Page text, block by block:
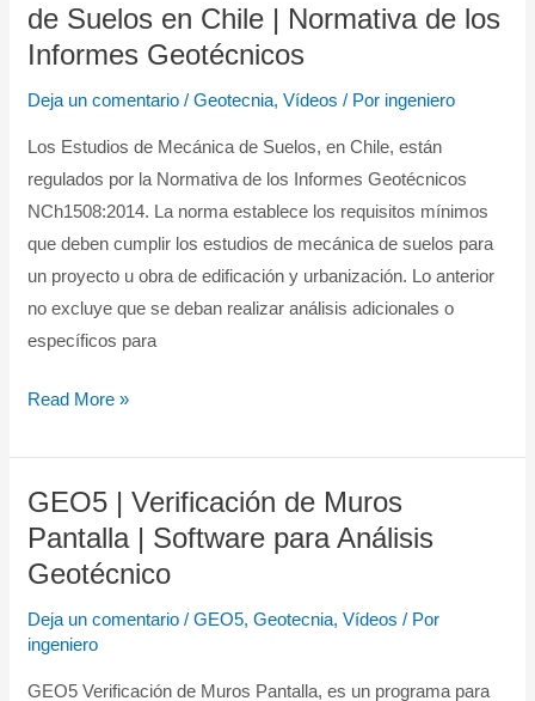
de Suelos en Chile | Normativa de los
Informes Geotécnicos
Deja un comentario /Geotecnia,Vídeos / Por ingeniero
Los Estudios de Mecánica de Suelos, en Chile, están
regulados por la Normativa de los Informes Geotécnicos
NCh1508:2014. La norma establece los requisitos mínimos
que deben cumplir los estudios de mecánica de suelos para
un proyecto u obra de edificación y urbanización. Lo anterior
no excluye que se deban realizar análisis adicionales o
específicos para
|
Estudio
Mecánica
de
Suelos
en
Chile
|
Normativa
de
Informes
Read More »
GEO5 | Verificación de Muros
Pantalla | Software para Análisis
Geotécnico
Deja un comentario /GEO5,Geotecnia,Vídeos / Por
ingeniero
GEO5 Verificación de Muros Pantalla, es un programa para
GEO5
|
Verificación
Muros
Pantalla
|